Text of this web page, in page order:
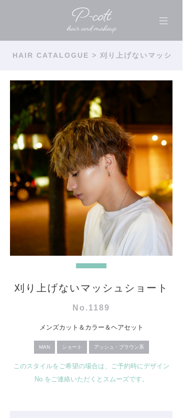
HAIR CATALOGUE > 刈り上げないマッシ
刈り上げないマッシュショート
No.1189
メンズカット＆カラー＆ヘアセット
MAN ショート アッシュ・ブラウン系
このスタイルをご希望の場合は、ご予約時にデザイン
No.をご連絡いただくとスムーズです。